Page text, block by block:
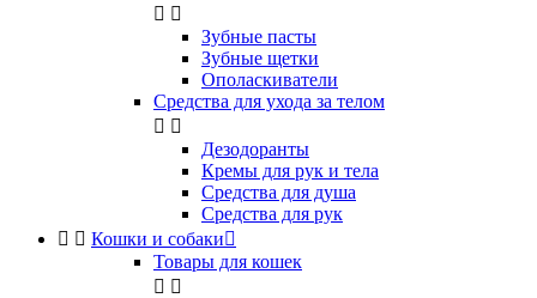
 
Зубные пасты
Зубные щетки
Ополаскиватели
Средства для ухода за телом
 
Дезодоранты
Кремы для рук и тела
Средства для душа
Средства для рук
  Кошки и собаки
Товары для кошек
 